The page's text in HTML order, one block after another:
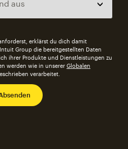
erklärst du dich damit
Group die bereitgestellten Daten
ihrer Produkte und Dienstleistungen zu
werden wie in unserer Globalen
verarbeitet.